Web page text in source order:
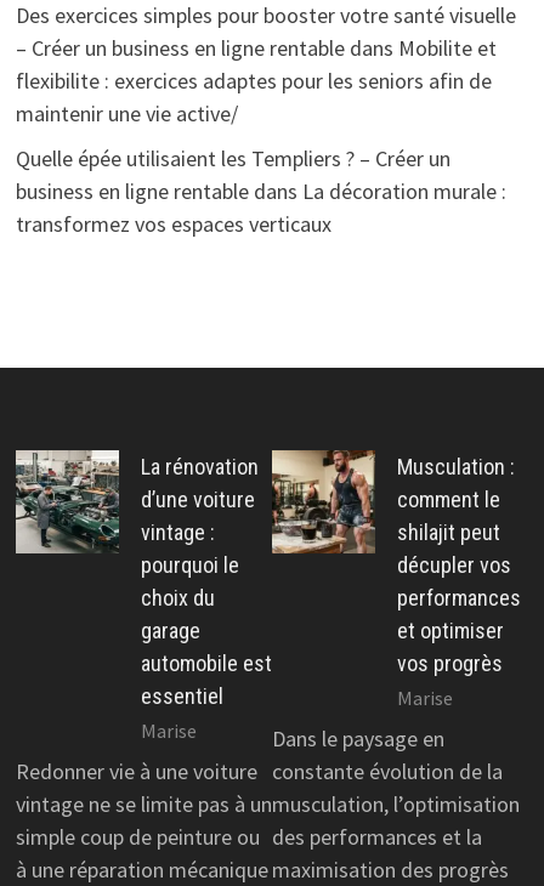
Des exercices simples pour booster votre santé visuelle
– Créer un business en ligne rentabledans Mobilite et
flexibilite : exercices adaptes pour les seniors afin de
maintenir une vie active/
Quelle épée utilisaient les Templiers ? – Créer un
business en ligne rentabledans La décoration murale :
transformez vos espaces verticaux
La rénovation
d’une voiture
vintage :
pourquoi le
choix du
garage
automobile est
essentiel
Marise
Redonner vie à une voiture
vintage ne se limite pas à un
simple coup de peinture ou
à une réparation mécanique
Musculation :
comment le
shilajit peut
décupler vos
performances
et optimiser
vos progrès
Marise
Dans le paysage en
constante évolution de la
musculation, l’optimisation
des performances et la
maximisation des progrès